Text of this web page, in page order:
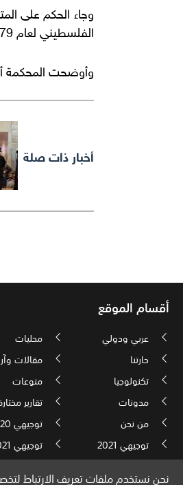
الفلسطيني لعام 1979م.
وأوضحت المحكمة
أخبار ذات صلة
نحن نستخدم ملفات تعريف الارتباط
أقسام الموقع
عربي ودولي
محليات
حارتنا
مقالات
تكنولوجيا
منوعات
مدونات
تقارير
من نحن
توجيهي 2020
توجيهي 2021
توجيهي 2021